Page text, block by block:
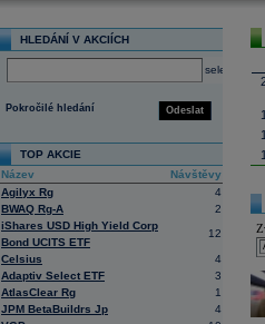
HLEDÁNÍ V AKCIÍCH
select
Odeslat
Pokročilé hledání
TOP AKCIE
Název
Návštěvy
Agilyx Rg
4
BWAQ Rg-A
2
iShares USD High Yield Corp
Bond UCITS ETF
12
Celsius
4
Adaptiv Select ETF
3
AtlasClear Rg
1
JPM BetaBuildrs Jp
4